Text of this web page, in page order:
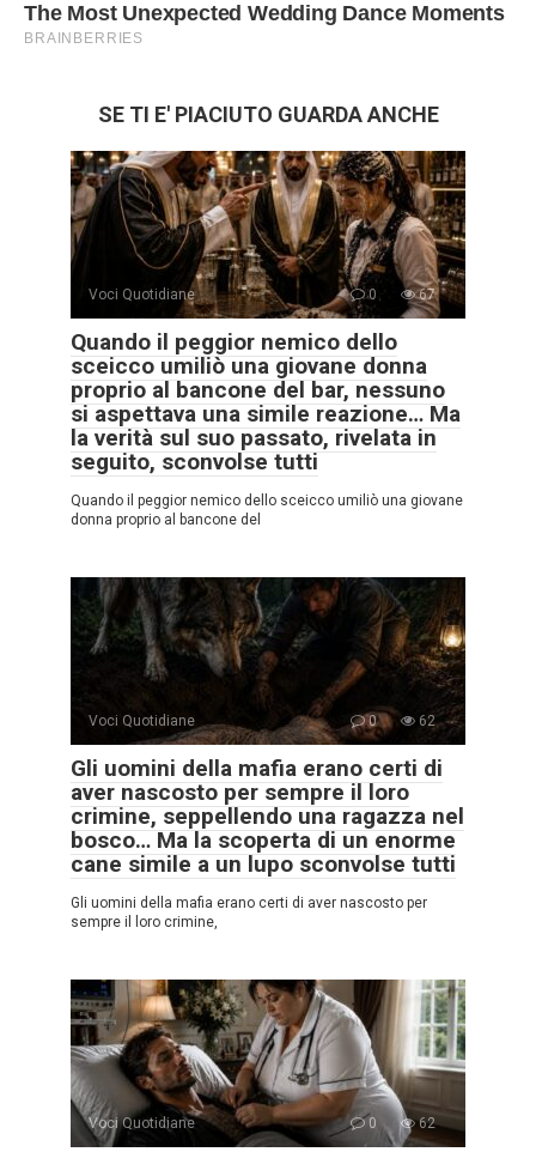
SE TI E' PIACIUTO GUARDA ANCHE
Voci Quotidiane 0 67
Quando il peggior nemico dello
sceicco umiliò una giovane donna
proprio al bancone del bar, nessuno
si aspettava una simile reazione… Ma
la verità sul suo passato, rivelata in
seguito, sconvolse tutti
Quando il peggior nemico dello sceicco umiliò una giovane
donna proprio al bancone del
Voci Quotidiane 0 62
Gli uomini della mafia erano certi di
aver nascosto per sempre il loro
crimine, seppellendo una ragazza nel
bosco… Ma la scoperta di un enorme
cane simile a un lupo sconvolse tutti
Gli uomini della mafia erano certi di aver nascosto per
sempre il loro crimine,
Voci Quotidiane 0 62